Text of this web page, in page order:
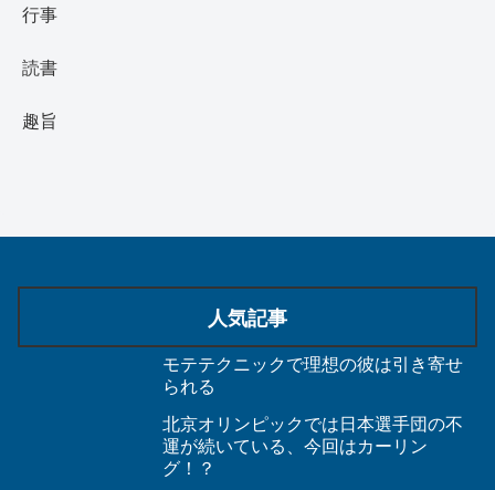
行事
読書
趣旨
人気記事
モテテクニックで理想の彼は引き寄せ
られる
北京オリンピックでは日本選手団の不
運が続いている、今回はカーリン
グ！？